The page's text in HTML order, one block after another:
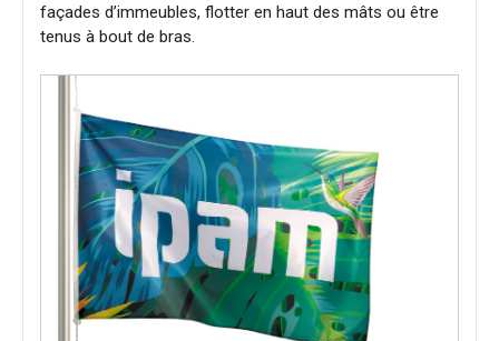
façades d’immeubles, flotter en haut des mâts ou être
tenus à bout de bras.